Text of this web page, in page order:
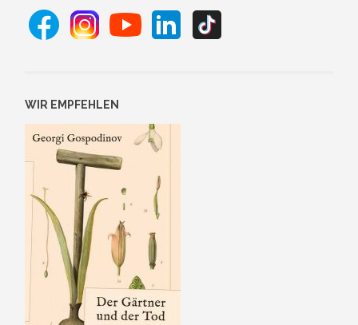
WIR EMPFEHLEN